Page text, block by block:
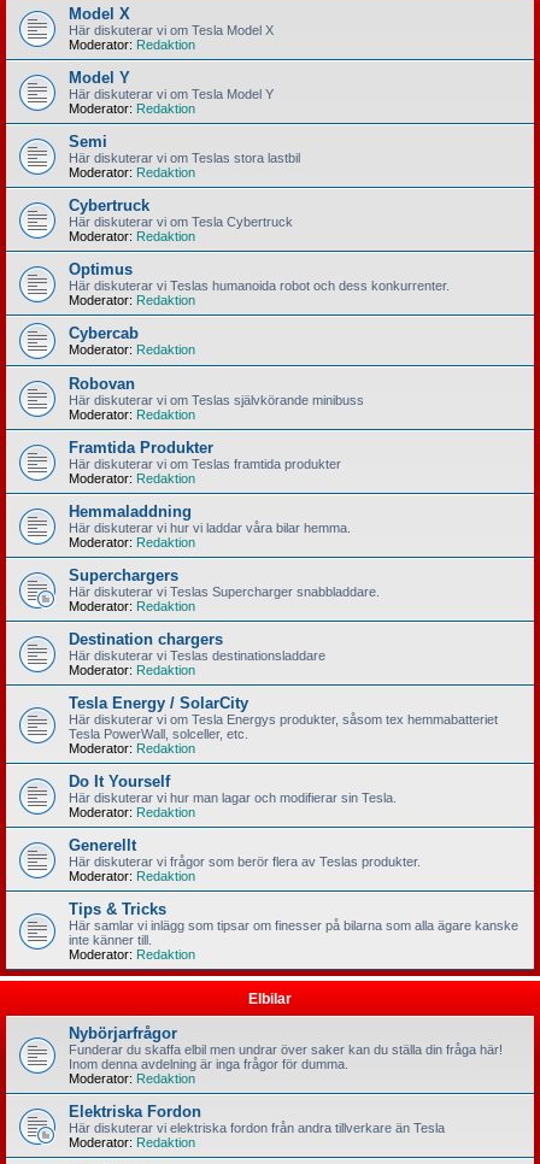
Model X
Här diskuterar vi om Tesla Model X
Moderator: Redaktion
Model Y
Här diskuterar vi om Tesla Model Y
Moderator: Redaktion
Semi
Här diskuterar vi om Teslas stora lastbil
Moderator: Redaktion
Cybertruck
Här diskuterar vi om Tesla Cybertruck
Moderator: Redaktion
Optimus
Här diskuterar vi Teslas humanoida robot och dess konkurrenter.
Moderator: Redaktion
Cybercab
Moderator: Redaktion
Robovan
Här diskuterar vi om Teslas självkörande minibuss
Moderator: Redaktion
Framtida Produkter
Här diskuterar vi om Teslas framtida produkter
Moderator: Redaktion
Hemmaladdning
Här diskuterar vi hur vi laddar våra bilar hemma.
Moderator: Redaktion
Superchargers
Här diskuterar vi Teslas Supercharger snabbladdare.
Moderator: Redaktion
Destination chargers
Här diskuterar vi Teslas destinationsladdare
Moderator: Redaktion
Tesla Energy / SolarCity
Här diskuterar vi om Tesla Energys produkter, såsom tex hemmabatteriet
Tesla PowerWall, solceller, etc.
Moderator: Redaktion
Do It Yourself
Här diskuterar vi hur man lagar och modifierar sin Tesla.
Moderator: Redaktion
Generellt
Här diskuterar vi frågor som berör flera av Teslas produkter.
Moderator: Redaktion
Tips & Tricks
Här samlar vi inlägg som tipsar om finesser på bilarna som alla ägare kanske
inte känner till.
Moderator: Redaktion
Elbilar
Nybörjarfrågor
Funderar du skaffa elbil men undrar över saker kan du ställa din fråga här!
Inom denna avdelning är inga frågor för dumma.
Moderator: Redaktion
Elektriska Fordon
Här diskuterar vi elektriska fordon från andra tillverkare än Tesla
Moderator: Redaktion